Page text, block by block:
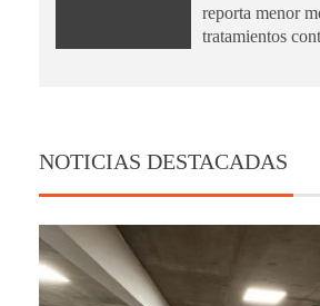
reporta menor
tratamientos
NOTICIAS DESTACADAS